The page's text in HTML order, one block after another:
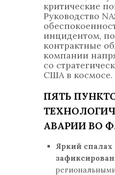
критические
Руководство
инцидентом,
контрактные
компании
со
США в космосе.
ПЯТЬ
АВАРИИ ВО
Яркий спалах
зафиксирован